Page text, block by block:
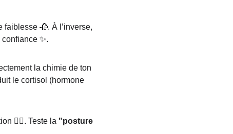
faiblesse 🥀. À l’inverse,
✨.
la chimie de ton
le cortisol (hormone
😮‍💨. Teste la "posture